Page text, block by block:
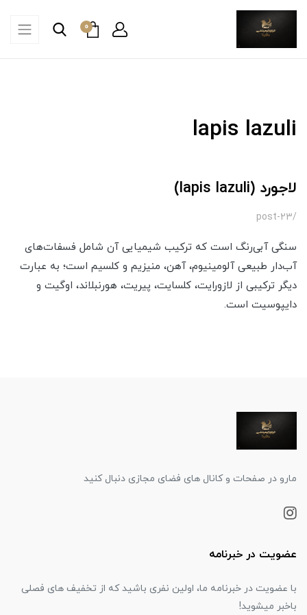
0
lapis lazuli
لاجورد (lapis lazuli)
/post-23
سنگی آبی‌رنگ است که ترکیب شیمیایی آن شامل فسفات‌های
آب‌دار طبیعی آلومینیوم، آهن، منیزیم و کلسیم است؛ به عبارت
دیگر ترکیبی از لازورایت، کلسایت، پیریت، هورنبلاند، اوگیت و
دایپوسیت است.
مارو در صفحات و کانال های فضای مجازی دنبال کنید
عضویت در خبرنامه
با عضویت در خبرنامه ما، اولین نفری باشید که از تخفیف های فصلی
باخبر میشوید!